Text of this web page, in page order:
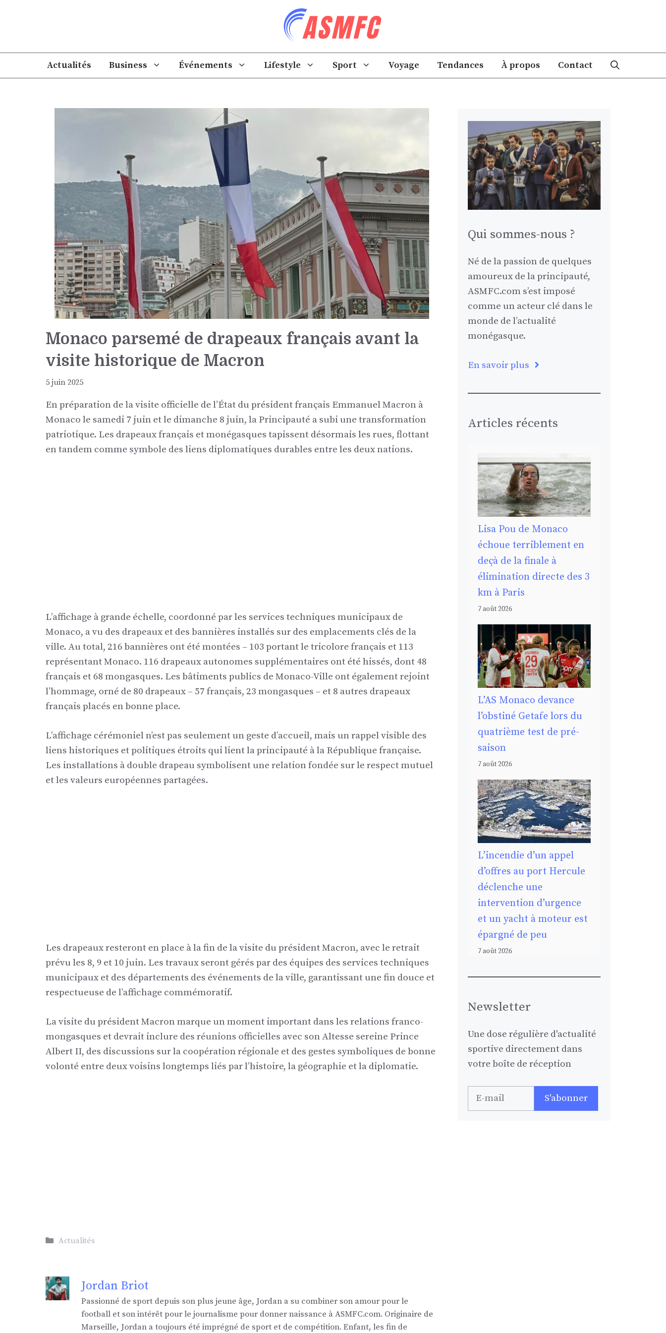
Actualités Business Événements Lifestyle Sport Voyage Tendances À propos Contact
Monaco parsemé de drapeaux français avant la
visite historique de Macron
5 juin 2025
En préparation de la visite officielle de l’État du président français Emmanuel Macron à
Monaco le samedi 7 juin et le dimanche 8 juin, la Principauté a subi une transformation
patriotique. Les drapeaux français et monégasques tapissent désormais les rues, flottant
en tandem comme symbole des liens diplomatiques durables entre les deux nations.
L’affichage à grande échelle, coordonné par les services techniques municipaux de
Monaco, a vu des drapeaux et des bannières installés sur des emplacements clés de la
ville. Au total, 216 bannières ont été montées – 103 portant le tricolore français et 113
représentant Monaco. 116 drapeaux autonomes supplémentaires ont été hissés, dont 48
français et 68 mongasques. Les bâtiments publics de Monaco-Ville ont également rejoint
l’hommage, orné de 80 drapeaux – 57 français, 23 mongasques – et 8 autres drapeaux
français placés en bonne place.
L’affichage cérémoniel n’est pas seulement un geste d’accueil, mais un rappel visible des
liens historiques et politiques étroits qui lient la principauté à la République française.
Les installations à double drapeau symbolisent une relation fondée sur le respect mutuel
et les valeurs européennes partagées.
Les drapeaux resteront en place à la fin de la visite du président Macron, avec le retrait
prévu les 8, 9 et 10 juin. Les travaux seront gérés par des équipes des services techniques
municipaux et des départements des événements de la ville, garantissant une fin douce et
respectueuse de l’affichage commémoratif.
La visite du président Macron marque un moment important dans les relations franco-
mongasques et devrait inclure des réunions officielles avec son Altesse sereine Prince
Albert II, des discussions sur la coopération régionale et des gestes symboliques de bonne
volonté entre deux voisins longtemps liés par l’histoire, la géographie et la diplomatie.
Catégories
Actualités
Jordan Briot
Passionné de sport depuis son plus jeune âge, Jordan a su combiner son amour pour le
football et son intérêt pour le journalisme pour donner naissance à ASMFC.com. Originaire de
Marseille, Jordan a toujours été imprégné de sport et de compétition. Enfant, les fin de
Qui sommes-nous ?
Né de la passion de quelques
amoureux de la principauté,
ASMFC.com s’est imposé
comme un acteur clé dans le
monde de l’actualité
monégasque.
En savoir plus
Articles récents
Lisa Pou de Monaco
échoue terriblement en
deçà de la finale à
élimination directe des 3
km à Paris
7 août 2026
L’AS Monaco devance
l’obstiné Getafe lors du
quatrième test de pré-
saison
7 août 2026
L’incendie d’un appel
d’offres au port Hercule
déclenche une
intervention d’urgence
et un yacht à moteur est
épargné de peu
7 août 2026
Newsletter
Une dose régulière d'actualité
sportive directement dans
votre boîte de réception